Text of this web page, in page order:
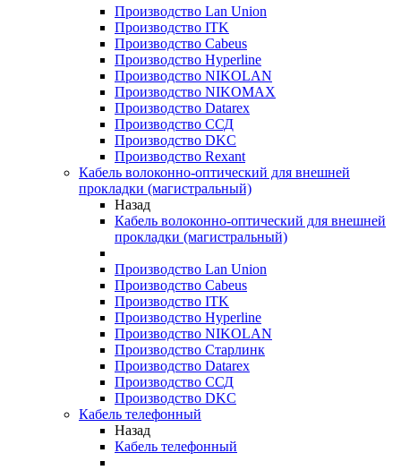
Производство Lan Union
Производство ITK
Производство Cabeus
Производство Hyperline
Производство NIKOLAN
Производство NIKOMAX
Производство Datarex
Производство ССД
Производство DKC
Производство Rexant
Кабель волоконно-оптический для внешней
прокладки (магистральный)
Назад
Кабель волоконно-оптический для внешней
прокладки (магистральный)
Производство Lan Union
Производство Cabeus
Производство ITK
Производство Hyperline
Производство NIKOLAN
Производство Старлинк
Производство Datarex
Производство ССД
Производство DKC
Кабель телефонный
Назад
Кабель телефонный